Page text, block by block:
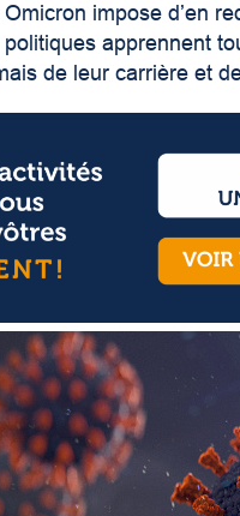
Omicron impose d’en
politiques apprennent
de leur carrière et